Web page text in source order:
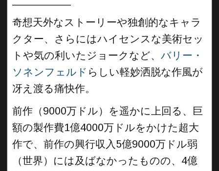
奇想天外なストーリーや独創的なキャラ
クター、さらにはハイセンスな美術セッ
トや気の利いたジョークなど、 バリー・
ソネンフェルド らしい軽妙洒脱な作風が
冴え渡る痛快作。
前作（9000万ドル）を遥かに上回る、巨
額の製作費1億4000万ドルをかけた超大
作で、前作の興行収入5億9000万ドル弱
（世界）には及ばなかったものの、4億